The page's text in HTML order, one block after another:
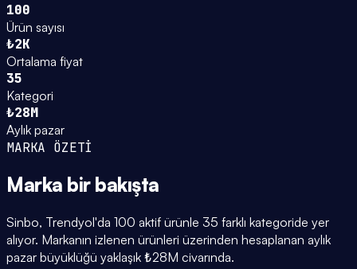
100
Ürün sayısı
₺2K
Ortalama fiyat
35
Kategori
₺28M
Aylık pazar
MARKA ÖZETİ
Marka bir bakışta
Sinbo, Trendyol'da 100 aktif ürünle 35 farklı kategoride yer
alıyor. Markanın izlenen ürünleri üzerinden hesaplanan aylık
pazar büyüklüğü yaklaşık ₺28M civarında.